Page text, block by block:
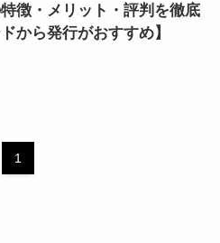
徴・メリット・評判を徹底
から発行がおすすめ】
1